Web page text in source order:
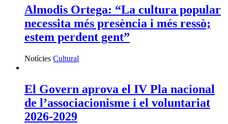
Almodis Ortega: “La cultura popular
necessita més presència i més ressò;
estem perdent gent”
Notícies Cultural
El Govern aprova el IV Pla nacional
de l’associacionisme i el voluntariat
2026-2029